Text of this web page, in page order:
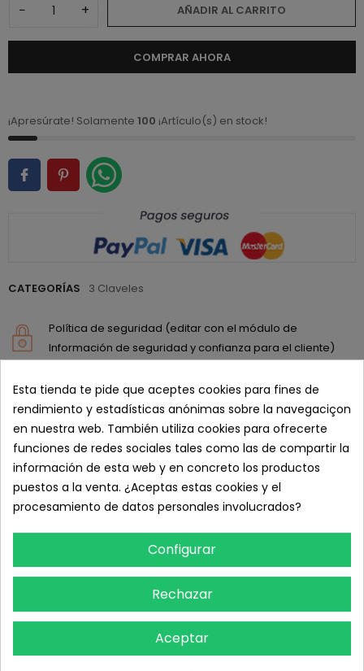
− + AÑADIR AL CARRITO
COMPRAR AHORA
¡Apresúrate! Solamente 100 ¡Artículo(s) en stock!
CATEGORÍAS 3 Claveles
Política de seguridad (editar con el módulo de
Información de seguridad y confianza para el cliente)
de seguridad y confianza para el cliente)
Política de devolución (editar con el módulo de
Información de seguridad y confianza para el cliente)
DETALLES DEL PRODUCTO
Referencia
CA-30312104
100 Artículos
Esta tienda te pide que aceptes cookies para fines de
rendimiento y estadísticas anónimas sobre la navegaciçon
en nuestra web. También utiliza cookies para ofrecerte
funciones de redes sociales tales como las de compartir la
información de esta web y en concreto los productos
puestos a la venta. ¿Aceptas estas cookies y el
procesamiento de datos personales involucrados?
Configurar
Rechazar
Aceptar